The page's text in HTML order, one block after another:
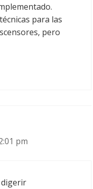
para las
pero
pm
digerir